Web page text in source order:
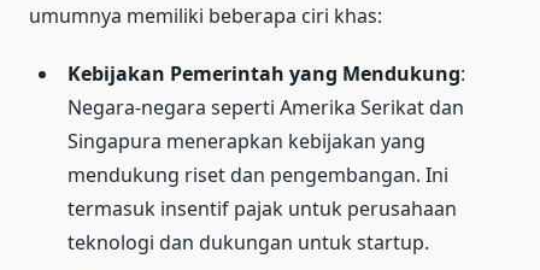
umumnya memiliki beberapa ciri khas:
Kebijakan Pemerintah yang Mendukung:
Negara-negara seperti Amerika Serikat dan
Singapura menerapkan kebijakan yang
mendukung riset dan pengembangan. Ini
termasuk insentif pajak untuk perusahaan
teknologi dan dukungan untuk startup.